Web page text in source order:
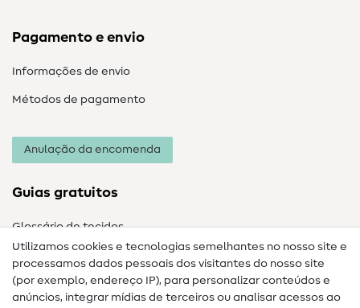
Pagamento e envio
Informações de envio
Métodos de pagamento
Anulação da encomenda
Guias gratuitos
Glossário de tecidos
Guias de costura
Utilizamos cookies e tecnologias semelhantes no nosso site e
processamos dados pessoais dos visitantes do nosso site
(por exemplo, endereço IP), para personalizar conteúdos e
anúncios, integrar mídias de terceiros ou analisar acessos ao